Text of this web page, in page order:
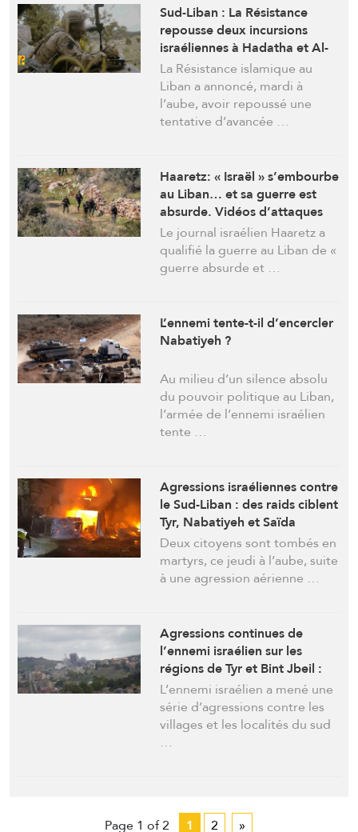
Sud-Liban : La Résistance
repousse deux incursions
israéliennes à Hadatha et Al-
Bayyadah
La Résistance islamique au
Liban a annoncé, mardi à
l’aube, avoir repoussé une
tentative d’avancée …
Haaretz: « Israël » s’embourbe
au Liban… et sa guerre est
absurde. Vidéos d’attaques
aux drones Ababil
Le journal israélien Haaretz a
qualifié la guerre au Liban de «
guerre absurde et …
L’ennemi tente-t-il d’encercler
Nabatiyeh ?
Au milieu d’un silence absolu
du pouvoir politique au Liban,
l’armée de l’ennemi israélien
tente …
Agressions israéliennes contre
le Sud-Liban : des raids ciblent
Tyr, Nabatiyeh et Saïda
Deux citoyens sont tombés en
martyrs, ce jeudi à l’aube, suite
à une agression aérienne …
Agressions continues de
l’ennemi israélien sur les
régions de Tyr et Bint Jbeil :
Des civils et des secouristes
tombent en martyrs
L’ennemi israélien a mené une
série d’agressions contre les
villages et les localités du sud
…
Page 1 of 2 1 2 »